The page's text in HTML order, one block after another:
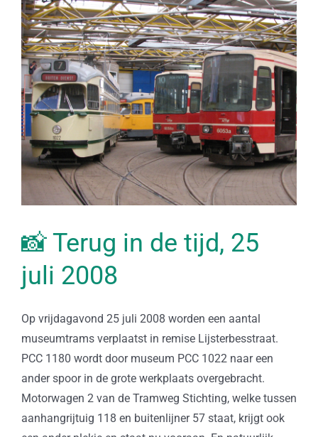
Bekijk
grotere
afbeelding
📸 Terug in de tijd, 25
juli 2008
Op vrijdagavond 25 juli 2008 worden een aantal
museumtrams verplaatst in remise Lijsterbesstraat.
PCC 1180 wordt door museum PCC 1022 naar een
ander spoor in de grote werkplaats overgebracht.
Motorwagen 2 van de Tramweg Stichting, welke tussen
aanhangrijtuig 118 en buitenlijner 57 staat, krijgt ook